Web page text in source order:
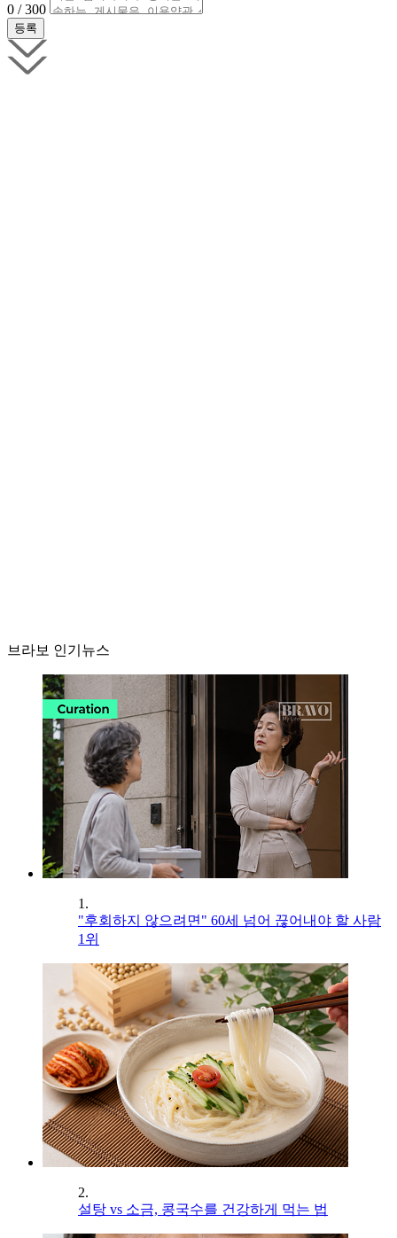
0 / 300
브라보 인기뉴스
1.
"후회하지 않으려면" 60세 넘어 끊어내야 할 사람
1위
2.
설탕 vs 소금, 콩국수를 건강하게 먹는 법